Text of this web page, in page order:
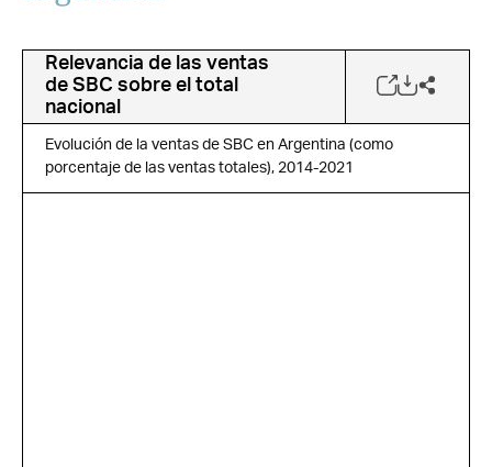
Relevancia de las ventas
de SBC sobre el total
nacional
Evolución de la ventas de SBC en Argentina (como
porcentaje de las ventas totales), 2014-2021